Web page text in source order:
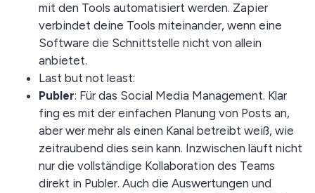
mit den Tools automatisiert werden. Zapier
verbindet deine Tools miteinander, wenn eine
Software die Schnittstelle nicht von allein
anbietet.
Last but not least:
Publer: Für das Social Media Management. Klar
fing es mit der einfachen Planung von Posts an,
aber wer mehr als einen Kanal betreibt weiß, wie
zeitraubend dies sein kann. Inzwischen läuft nicht
nur die vollständige Kollaboration des Teams
direkt in Publer. Auch die Auswertungen und